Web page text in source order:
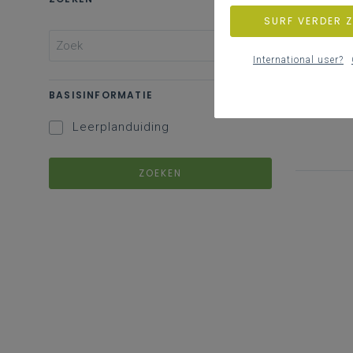
BASISINFORMATIE
Leerplanduiding
ZOEKEN
SURF VERDER
International user?